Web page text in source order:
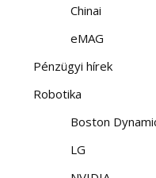
Chinai
eMAG
Pénzügyi hírek
Robotika
Boston
LG